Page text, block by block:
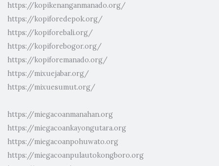
https://kopikenanganmanado.org/
https://kopiforedepok.org/
https://kopiforebali.org/
https://kopiforebogor.org/
https://kopiforemanado.org/
https://mixuejabar.org/
https://mixuesumut.org/
https://miegacoanmanahan.org
https://miegacoankayongutara.org
https://miegacoanpohuwato.org
https://miegacoanpulautokongboro.org